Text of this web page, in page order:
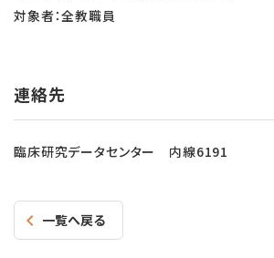
対象者：全教職員
連絡先
臨床研究データセンター 内線6191
一覧へ戻る